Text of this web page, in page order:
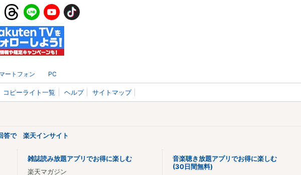
ートフォン PC
コピーライト一覧 ヘルプ サイトマップ
答で 楽天インサイト
雑誌読み放題アプリでお得に楽しむ
楽天マガジン
音楽聴き放題アプリでお得に楽しむ
(30日間無料)